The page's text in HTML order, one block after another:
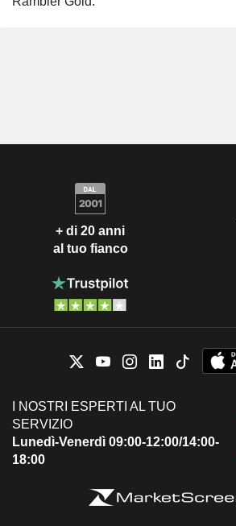
+ di 20 anni
al tuo fianco
I NOSTRI ESPERTI AL TUO
SERVIZIO
Lunedì-Venerdì 09:00-12:00/14:00-
18:00